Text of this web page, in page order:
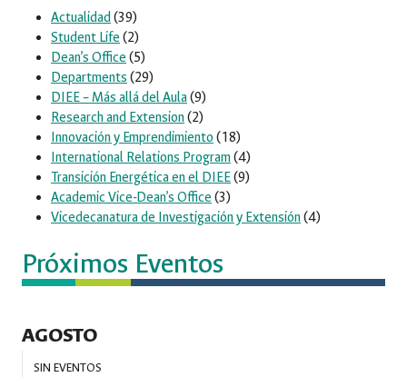
Actualidad(39)
Student Life (2)
Dean’s Office (5)
Departments (29)
DIEE – Más allá del Aula(9)
Research and Extension(2)
Innovación y Emprendimiento (18)
International Relations Program(4)
Transición Energética en el DIEE(9)
Academic Vice-Dean’s Office (3)
Vicedecanatura de Investigación y Extensión(4)
Próximos Eventos
AGOSTO
SIN EVENTOS